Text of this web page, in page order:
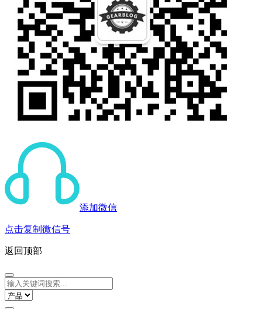
添加微信
点击复制微信号
返回顶部